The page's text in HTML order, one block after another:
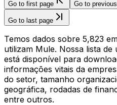
Go to first page Go to
Go to last page
Temos dados sobre 5,823
utilizam Mule. Nossa lista
está disponível para
informações vitais da
do setor, tamanho
geográfica, rodadas de
entre outros.